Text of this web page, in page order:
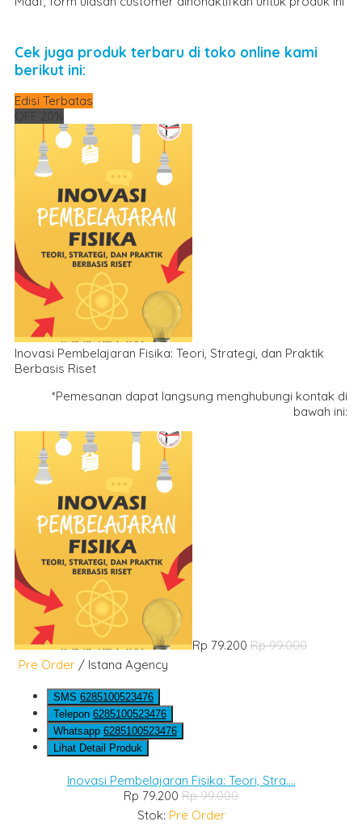
Cek juga produk terbaru di toko online kami
berikut ini:
Edisi Terbatas
OFF 20%
Inovasi Pembelajaran Fisika: Teori, Strategi, dan Praktik
Berbasis Riset
*Pemesanan dapat langsung menghubungi kontak di
bawah ini:
Rp 79.200 Rp 99.000
Pre Order / Istana Agency
SMS 6285100523476
Telepon 6285100523476
Whatsapp 6285100523476
Lihat Detail Produk
Inovasi Pembelajaran Fisika: Teori, Stra....
Rp 79.200 Rp 99.000
Stok: Pre Order